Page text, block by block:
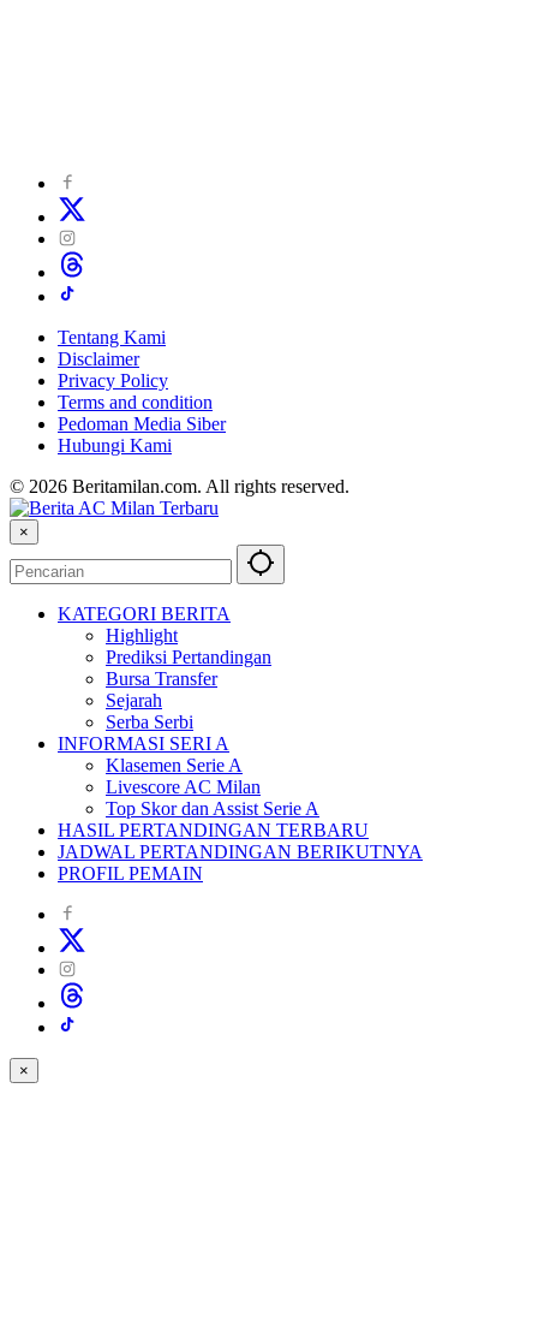
Tentang Kami
Disclaimer
Privacy Policy
Terms and condition
Pedoman Media Siber
Hubungi Kami
© 2026 Beritamilan.com. All rights reserved.
×
KATEGORI BERITA
Highlight
Prediksi Pertandingan
Bursa Transfer
Sejarah
Serba Serbi
INFORMASI SERI A
Klasemen Serie A
Livescore AC Milan
Top Skor dan Assist Serie A
HASIL PERTANDINGAN TERBARU
JADWAL PERTANDINGAN BERIKUTNYA
PROFIL PEMAIN
×